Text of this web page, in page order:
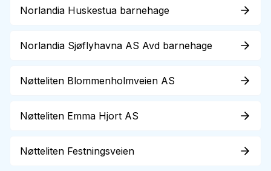
Norlandia Huskestua barnehage
Norlandia Sjøflyhavna AS Avd barnehage
Nøtteliten Blommenholmveien AS
Nøtteliten Emma Hjort AS
Nøtteliten Festningsveien